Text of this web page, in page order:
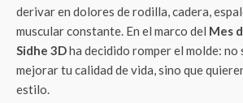
derivar en dolores de rodilla, cadera,
muscular constante. En el marco del Mes
Sidhe 3Dha decidido romper el molde: no
mejorar tu calidad de vida, sino que
estilo.